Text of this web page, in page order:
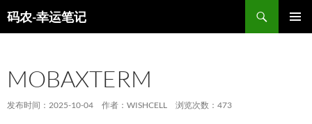
至码农-幸运笔记
索
MOBAXTERM
发布时间：2025-10-04 作者：WISHCELL 浏览次数：473